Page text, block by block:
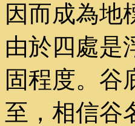
因而成為地
由於四處是
固程度。谷
至，相信谷